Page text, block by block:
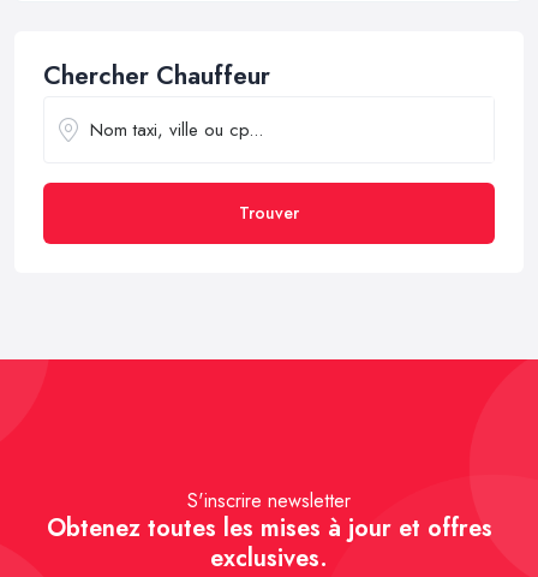
Chercher Chauffeur
Trouver
S'inscrire newsletter
Obtenez toutes les mises à jour et offres
exclusives.